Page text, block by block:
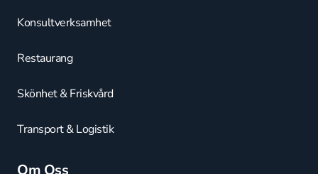
Konsultverksamhet
Restaurang
Skönhet & Friskvård
Transport & Logistik
Om Oss